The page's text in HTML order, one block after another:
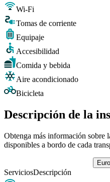
Wi-Fi
Tomas de corriente
Equipaje
Accesibilidad
Comida y bebida
Aire acondicionado
Bicicleta
Descripción de la
Obtenga más información sobre
disponibles a bordo de cada
ServiciosDescripción